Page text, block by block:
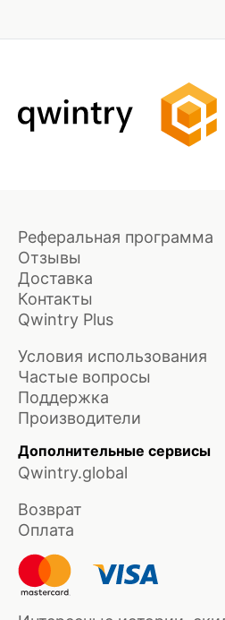
Реферальная программа
Отзывы
Доставка
Контакты
Qwintry Plus
Условия использования
Частые вопросы
Поддержка
Производители
Дополнительные сервисы
Qwintry.global
Возврат
Оплата